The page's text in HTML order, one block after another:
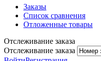
Заказы
Список сравнения
Отложенные товары
Отслеживание заказа
Отслеживание заказа